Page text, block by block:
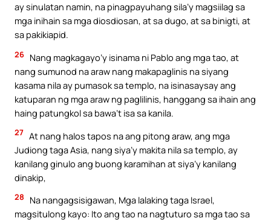
ay sinulatan namin, na pinagpayuhang sila’y magsiilag sa
mga inihain sa mga diosdiosan, at sa dugo, at sa binigti, at
sa pakikiapid.
26 Nang magkagayo’y isinama ni Pablo ang mga tao, at
nang sumunod na araw nang makapaglinis na siyang
kasama nila ay pumasok sa templo, na isinasaysay ang
katuparan ng mga araw ng paglilinis, hanggang sa ihain ang
haing patungkol sa bawa’t isa sa kanila.
27 At nang halos tapos na ang pitong araw, ang mga
Judiong taga Asia, nang siya’y makita nila sa templo, ay
kanilang ginulo ang buong karamihan at siya’y kanilang
dinakip,
28
Na nangagsisigawan, Mga lalaking taga Israel,
magsitulong kayo: Ito ang tao na nagtuturo sa mga tao sa